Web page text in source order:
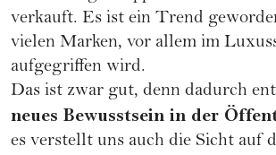
verkauft. Es ist ein Trend
vielen Marken, vor allem im
aufgegriffen wird.
Das ist zwar gut, denn dadurch
neues Bewusstsein in der
es verstellt uns auch die Sicht auf